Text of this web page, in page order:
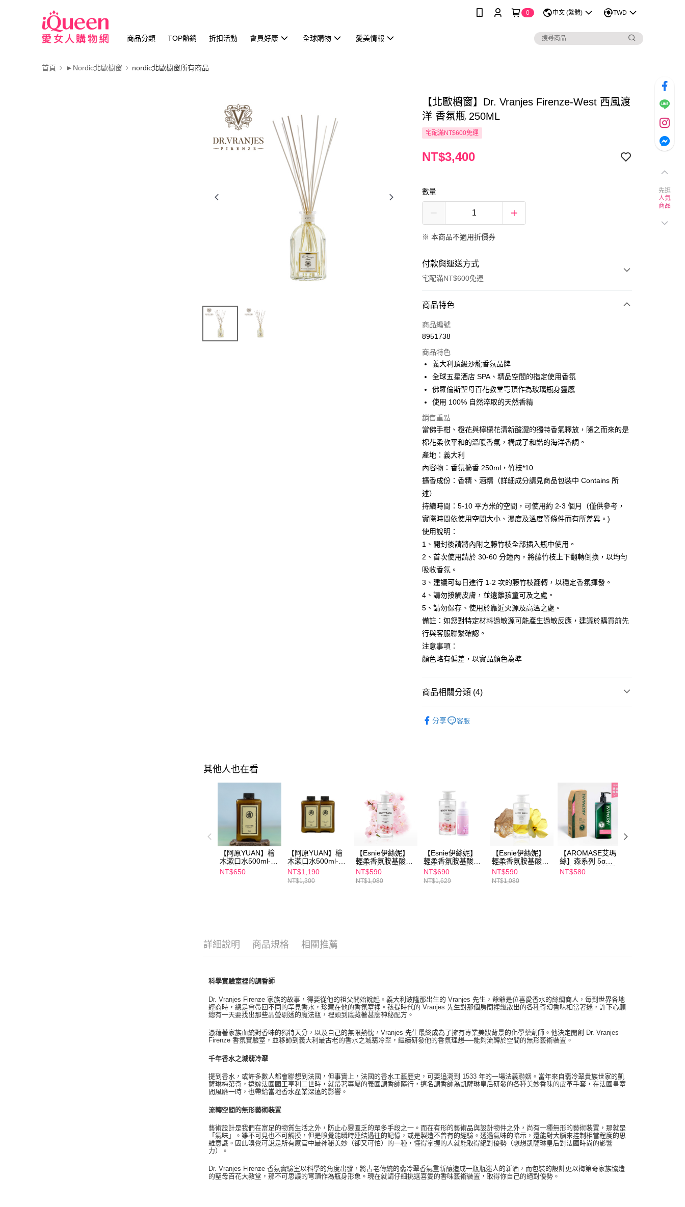
0 中文 (繁體) TWD
商品分類 TOP熱銷 折扣活動 會員好康 全球購物 愛美情報
首頁 ►Nordic北歐櫥窗 nordic北歐櫥窗所有商品
【北歐櫥窗】Dr. Vranjes Firenze-West 西風渡
洋 香氛瓶 250ML
宅配滿NT$600免運
NT$3,400
數量
※ 本商品不適用折價券
付款與運送方式
宅配滿NT$600免運
付款方式
信用卡一次付款
Apple Pay
街口支付
悠遊付
Google Pay
全盈+PAY
AFTEE先享後付
相關說明
【關於「AFTEE先享後付」】
AFTEE先享後付是「在收到商品之後才付款」的支付方式。 讓您購物簡單
便利好安心！
１．簡單：不需註冊會員、不需綁卡、不需儲值。
２．便利：只要手機號碼，簡訊認證，即可結帳。
３．安心：先確認商品／服務後，再付款。
【「AFTEE先享後付」結帳流程】
付」結帳頁面，進行簡訊認證並確認金額後，即可完成結帳。
２．訂單成立數日內，您將收到繳費通知簡訊。
３．收到繳費通知簡訊後14天內，點擊此簡訊中的連結，可透過四大超商
／ATM／網路銀行／等多元方式進行付款，方視為交易完成。
※ 請注意：結帳手續完成當下不需立刻繳費，但若您需要取消訂單，請聯
絡購買商品的店家。未經商家同意取消之訂單仍視為有效，需透過AFTEE
※ 交易是否成功請以「AFTEE先享後付 」之結帳頁面顯示為準，若有關於
是否繳費成功／繳費後需取消欲退款等相關疑問，請聯繫「AFTEE先享後
付客戶支援中心」
【注意事項】
求債權轉讓予恩沛科技股份有限公司。
２．關於個人資料處理事宜，請瀏覽以下網址：
３．未成年的使用者請事先徵得法定代理人或監護人之同意方可使用
「AFTEE先享後付」，若未經同意申辦者引起之損失，本公司不負相關責
ATM付款
運送方式
宅配
每筆NT$100，滿NT$600(含以上)免運費
離島配送
每筆NT$150，滿NT$1,500(含以上)免運費
商品特色
商品編號
8951738
商品特色
義大利頂級沙龍香氛品牌
全球五星酒店 SPA、精品空間的指定使用香氛
佛羅倫斯聖母百花教堂穹頂作為玻璃瓶身靈感
使用 100% 自然淬取的天然香精
銷售重點
當佛手柑、橙花與檸檬花清新酸澀的獨特香氣釋放，隨之而來的是
棉花柔軟平和的溫暖香氣，構成了和諧的海洋香調。
產地：義大利
內容物：香氛擴香 250ml，竹枝*10
擴香成份：香精、酒精（詳細成分請見商品包裝中 Contains 所
述）
持續時間：5-10 平方米的空間，可使用約 2-3 個月（僅供參考，
實際時間依使用空間大小、濕度及溫度等條件而有所差異。)
使用說明：
1、開封後請將內附之藤竹枝全部插入瓶中使用。
2、首次使用請於 30-60 分鐘內，將藤竹枝上下翻轉倒換，以均勻
吸收香氛。
3、建議可每日進行 1-2 次的藤竹枝翻轉，以穩定香氛揮發。
4、請勿接觸皮膚，並遠離孩童可及之處。
5、請勿保存、使用於靠近火源及高溫之處。
備註：如您對特定材料過敏源可能產生過敏反應，建議於購買前先
行與客服聯繫確認。
注意事項：
顏色略有偏差，以實品顏色為準
商品相關分類 (4)
分享 客服
其他人也在看
【阿原YUAN】檜
木漱口水500ml-沁
涼口氣
NT$650
【阿原YUAN】檜
木漱口水500ml-沁
涼口氣x2
NT$1,190
NT$1,300
【Esnie伊絲妮】
輕柔香氛胺基酸沐
浴乳-花見與櫻
580ml
NT$590
NT$1,080
【Esnie伊絲妮】
輕柔香氛胺基酸沐
浴乳-花見與櫻
580ml+JJTC 雲慕
斯-櫻花120ml
NT$690
NT$1,629
【Esnie伊絲妮】
輕柔香氛胺基酸沐
浴乳-曙光580ml
NT$590
NT$1,080
【AROMASE艾瑪
絲】森系列 5α鳶
尾玫瑰高效控油洗
髮精 400mL
NT$580
詳細說明 商品規格 相關推薦
科學實驗室裡的調香師
Dr. Vranjes Firenze 家族的故事，得要從他的祖父開始說起。義大利波隆那出生的 Vranjes 先生，爺爺是位喜愛香水的絲綢商人，每到世界各地
經商時，總是會帶回不同的罕見香水，珍藏在他的香氛室裡。孩提時代的 Vranjes 先生對那個房間裡飄散出的各種奇幻香味相當著迷，許下心願
總有一天要找出那些晶瑩剔透的魔法瓶，裡頭到底藏著甚麼神秘配方。
憑藉著家族血統對香味的獨特天分，以及自己的無限熱忱，Vranjes 先生最終成為了擁有專業美妝背景的化學藥劑師。他決定開創 Dr. Vranjes
Firenze 香氛實驗室，並移師到義大利最古老的香水之城翡冷翠，繼續研發他的香氛理想──能夠流轉於空間的無形藝術裝置。
千年香水之城翡冷翠
提到香水，或許多數人都會聯想到法國，但事實上，法國的香水工藝歷史，可要追溯到 1533 年的一場法義聯姻。當年來自翡冷翠貴族世家的凱
薩琳梅第奇，遠嫁法國國王亨利二世時，就帶著專屬的義國調香師隨行，這名調香師為凱薩琳皇后研發的各種美妙香味的皮革手套，在法國皇室
間風靡一時，也帶給當地香水產業深遠的影響。
流轉空間的無形藝術裝置
藝術設計是我們在富足的物質生活之外，防止心靈匱乏的眾多手段之一。而在有形的藝術品與設計物件之外，尚有一種無形的藝術裝置，那就是
「氣味」。雖不可見也不可觸摸，但是嗅覺能瞬時連結過往的記憶，或是製造不曾有的經驗。透過氣味的暗示，還能對大腦來控制相當程度的思
維意識。因此嗅覺可說是所有感官中最神秘美妙（卻又可怕）的一種，懂得掌握的人就能取得絕對優勢（想想凱薩琳皇后對法國時尚的影響
力）。
Dr. Vranjes Firenze 香氛實驗室以科學的角度出發，將古老傳統的翡冷翠香氣重新釀造成一瓶瓶迷人的新酒，而包裝的設計更以梅第奇家族協造
的聖母百花大教堂，那不可思議的穹頂作為瓶身形象。現在就請仔細挑選喜愛的香味藝術裝置，取得你自己的絕對優勢。
先逛
人氣
商品